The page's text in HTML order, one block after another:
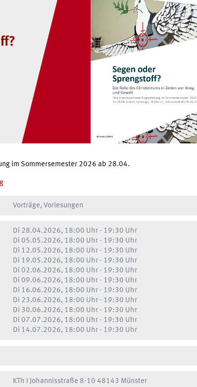
im Sommersemester 2026 ab 28.04.
Vorträge, Vorlesungen
Di 28.04.2026, 18:00 Uhr- 19:30 Uhr
Di 05.05.2026, 18:00 Uhr- 19:30 Uhr
Di 12.05.2026, 18:00 Uhr- 19:30 Uhr
Di 19.05.2026, 18:00 Uhr- 19:30 Uhr
Di 02.06.2026, 18:00 Uhr- 19:30 Uhr
Di 09.06.2026, 18:00 Uhr- 19:30 Uhr
Di 16.06.2026, 18:00 Uhr- 19:30 Uhr
Di 23.06.2026, 18:00 Uhr- 19:30 Uhr
Di 30.06.2026, 18:00 Uhr- 19:30 Uhr
Di 07.07.2026, 18:00 Uhr- 19:30 Uhr
Di 14.07.2026, 18:00 Uhr- 19:30 Uhr
KTh I Johannisstraße 8-10 48143 Münster